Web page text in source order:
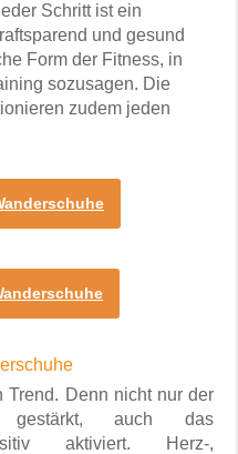
Schritt ist ein
und gesund
Form der Fitness, in
sozusagen. Die
zudem jeden
Trend. Denn nicht nur der
gestärkt, auch das
aktiviert. Herz-,